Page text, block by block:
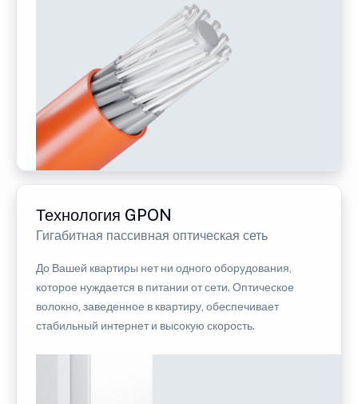
Технология GPON
Гигабитная пассивная оптическая сеть
До Вашей квартиры нет ни одного оборудования,
которое нуждается в питании от сети. Оптическое
волокно, заведенное в квартиру, обеспечивает
стабильный интернет и высокую скорость.